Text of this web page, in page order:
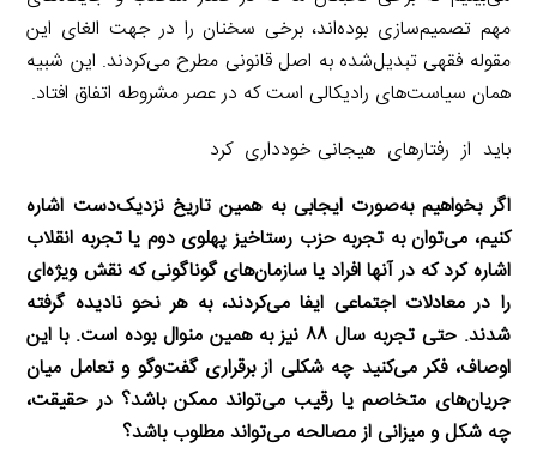
مهم تصمیم‌سازی بوده‌اند، برخی سخنان را در جهت الغای این
مقوله فقهی تبدیل‌شده به اصل قانونی مطرح می‌کردند. این شبیه
همان سیاست‌های رادیکالی است که در عصر مشروطه اتفاق افتاد.
باید از رفتارهای هیجانی خودداری کرد
‌اگر بخواهیم به‌صورت ایجابی به همین تاریخ نزدیک‌دست اشاره
کنیم، می‌توان به تجربه حزب رستاخیز پهلوی دوم یا تجربه انقلاب
اشاره کرد که در آنها افراد یا سازمان‌های گوناگونی که نقش ویژه‌ای
را در معادلات اجتماعی ایفا می‌کردند، به هر نحو نادیده گرفته
شدند. حتی تجربه سال ۸۸ نیز به همین منوال بوده است. با این
اوصاف، فکر می‌کنید چه شکلی از برقراری گفت‌وگو و تعامل میان
جریان‌های متخاصم یا رقیب می‌تواند ممکن باشد؟ در حقیقت،
چه شکل و میزانی از مصالحه می‌تواند مطلوب باشد؟